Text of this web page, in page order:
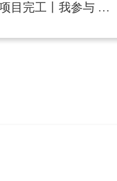
我服务 我点赞·让群众满意